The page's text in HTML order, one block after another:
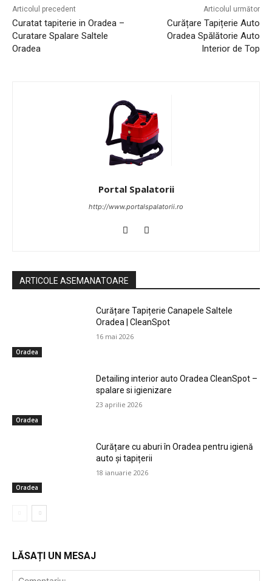
Articolul precedent
Curatat tapiterie in Oradea –
Curatare Spalare Saltele
Oradea
Articolul următor
Curățare Tapițerie Auto
Oradea Spălătorie Auto
Interior de Top
Portal Spalatorii
http://www.portalspalatorii.ro
ARTICOLE ASEMANATOARE
Oradea
Curățare Tapițerie Canapele Saltele
Oradea | CleanSpot
16 mai 2026
Oradea
Detailing interior auto Oradea CleanSpot –
spalare si igienizare
23 aprilie 2026
Oradea
Curățare cu aburi în Oradea pentru igienă
auto și tapițerii
18 ianuarie 2026
LĂSAȚI UN MESAJ